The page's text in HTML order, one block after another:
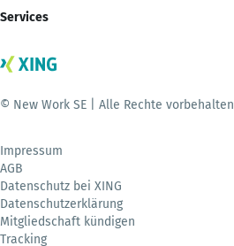
Services
© New Work SE | Alle Rechte vorbehalten
Impressum
AGB
Datenschutz bei XING
Datenschutzerklärung
Mitgliedschaft kündigen
Tracking